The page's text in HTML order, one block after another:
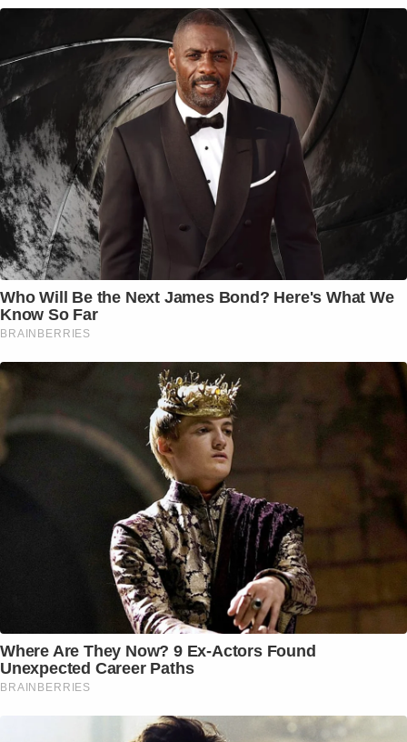
Who Will Be the Next James Bond? Here's What We
Know So Far
BRAINBERRIES
Where Are They Now? 9 Ex-Actors Found
Unexpected Career Paths
BRAINBERRIES